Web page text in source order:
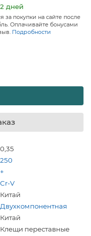
2 дней
за покупки на сайте после
Оплачивайте бонусами
Подробности
0,35
250
+
Cr-V
Китай
Двухкомпонентная
Китай
Клещи переставные